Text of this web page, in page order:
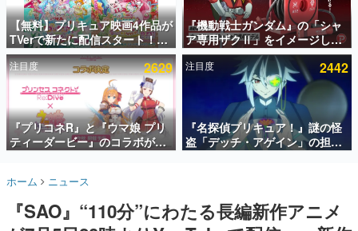
アプリセール情報
インタビュー
連載・特集一覧
殿堂入り記事
SNS拡散数が数千以上！ ページビュー数万以上！ などな
ど。多くの人々に読まれた、電ファミ渾身の“殿堂入り”記
事をまとめました。
名作ゲームクリエイターの方々に製作時のエピソードをお
きます。
【無料】プリキュア映画4作品が
TVerで新たに配信スタート！な
んと2018年～2024年の映画ほぼ
すべてが見放題に、ぶっちゃけ
ありえないラインナップ
『機動戦士ガンダム』の「シャ
ア専用ザクⅡ」をイメージした
散水ホースリールが予約開始。
本体にはシャアのパーソナルマ
ークやジオン公国軍のエンブレ
ム、型式番号などを配置
注目度 2629
『プリコネR』と『ウマ娘 プリ
ティーダービー』のコラボが決
定！“最大170連無料”の8.5周年
注目度 2442
『名探偵プリキュア！』謎の怪
盗「デッチ・アゲイン」の担当
キャストは天﨑滉平さんと判
シスマイク』山田三郎役など
ホーム ニュース
『SAO』“110分”にわたる長編新作アニメ